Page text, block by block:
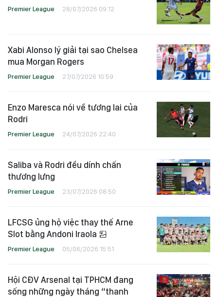
Premier League 28/07/2026 09:12
Xabi Alonso lý giải tại sao Chelsea
mua Morgan Rogers
Premier League 27/07/2026 10:59
Enzo Maresca nói về tương lai của
Rodri
Premier League 24/07/2026 22:40
Saliba và Rodri đều dính chấn
thương lưng
Premier League 23/07/2026 08:50
LFCSG ủng hộ việc thay thế Arne
Slot bằng Andoni Iraola
Premier League 05/06/2026 15:51
Hội CĐV Arsenal tại TPHCM đang
sống những ngày tháng “thanh